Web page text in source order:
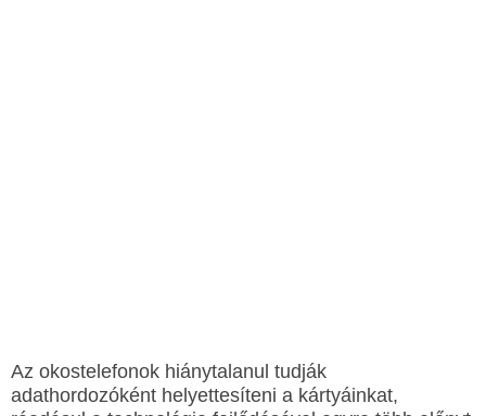
Az okostelefonok hiánytalanul tudják
adathordozóként helyettesíteni a kártyáinkat,